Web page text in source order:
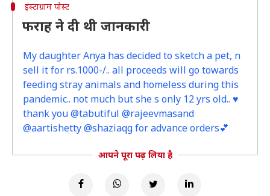
इंस्टाग्राम पोस्ट
फराह ने दी थी जानकारी
My daughter Anya has decided to sketch a pet, n
sell it for rs.1000-/.. all proceeds will go towards
feeding stray animals and homeless during this
pandemic.. not much but she s only 12 yrs old.. ♥️
thank you @tabutiful @rajeevmasand
@aartishetty @shaziaqg for advance orders💕
आपने पूरा पढ़ लिया है